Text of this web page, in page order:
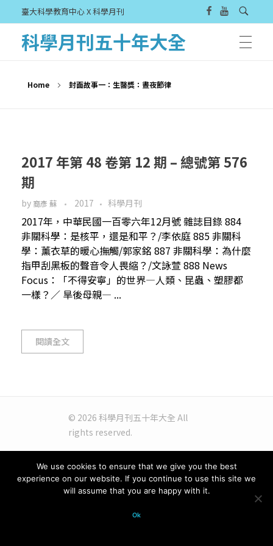
臺大科學教育中心 X 科學月刊
科學月刊五十年大全
Home 封面故事一：生醫獎：晝夜節律
2017 年第 48 卷第 12 期 – 總號第 576
期
by 裔彥 蘇 2017 科學月刊
2017年，中華民國一百零六年12月號 雜誌目錄 884
非關科學：是核平，還是和平？/李依庭 885 非關科
學：薰衣草的暖心撫觸/郭家銘 887 非關科學：為什麼
指甲刮黑板的聲音令人畏縮？/文詠萱 888 News
Focus：「不得安寧」的世界—人類、昆蟲、塑膠都
一樣？／ 旱後母親— ...
閱讀全文
© 2026 科學月刊五十年大全 All
rights reserved.
We use cookies to ensure that we give you the best
experience on our website. If you continue to use this site we
will assume that you are happy with it.
Ok